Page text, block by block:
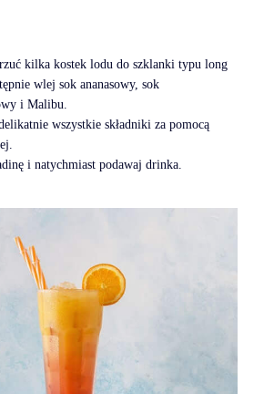
kilka kostek lodu do szklanki typu long
wlej sok ananasowy, sok
i Malibu.
wszystkie składniki za pomocą
i natychmiast podawaj drinka.